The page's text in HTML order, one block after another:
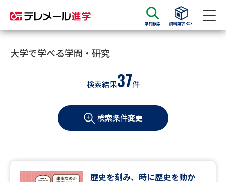
学問検索 資料請求BOX
資料請求
大学・短大の資料種類から請求
学部・学科パンフ
過去問題集
大学で学べる学問・研究
検索結果37件
検索条件変更
歴史を刻み、時に歴史を動か